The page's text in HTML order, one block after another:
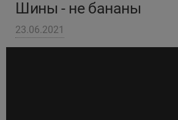
Шины - не бананы
23.06.2021